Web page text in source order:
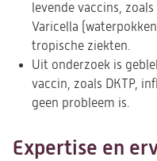
levende vaccins,
Varicella
tropische ziekten.
Uit onderzoek is
vaccin, zoals DKTP,
geen probleem is.
Expertise en